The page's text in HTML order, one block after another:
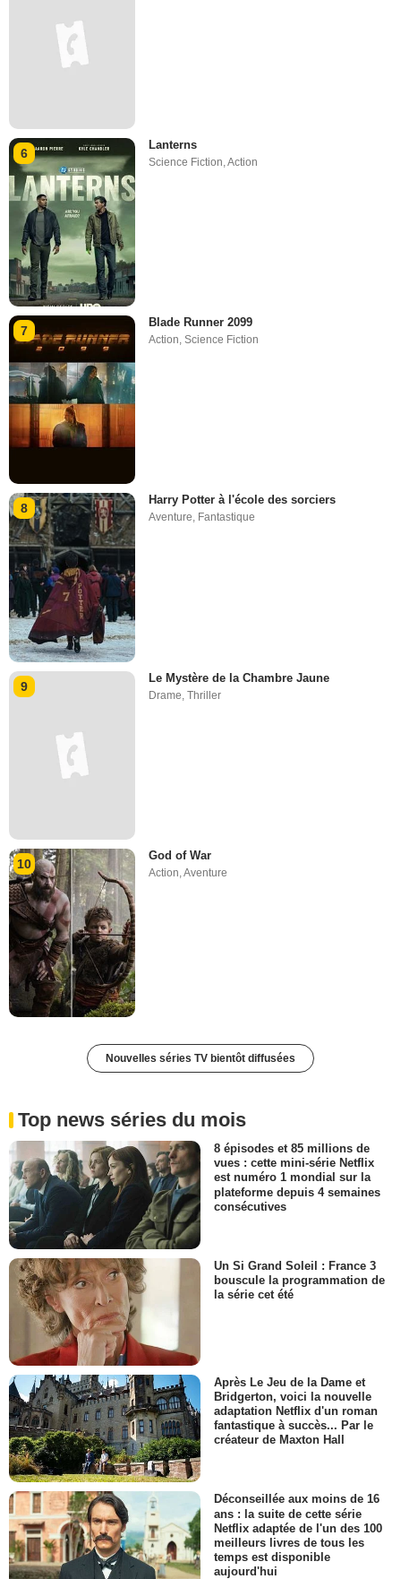
6
Lanterns
Science Fiction ,Action
7
Blade Runner 2099
Action,Science Fiction
8
Harry Potter à l'école des sorciers
Aventure, Fantastique
9
Le Mystère de la Chambre Jaune
Drame ,Thriller
10
God of War
Action,Aventure
Nouvelles séries TV bientôt diffusées
Top news séries du mois
8 épisodes et 85 millions de
vues : cette mini-série Netflix
est numéro 1 mondial sur la
plateforme depuis 4 semaines
consécutives
Un Si Grand Soleil : France 3
bouscule la programmation de
la série cet été
Après Le Jeu de la Dame et
Bridgerton, voici la nouvelle
adaptation Netflix d'un roman
fantastique à succès... Par le
créateur de Maxton Hall
Déconseillée aux moins de 16
ans : la suite de cette série
Netflix adaptée de l'un des 100
meilleurs livres de tous les
temps est disponible
aujourd'hui